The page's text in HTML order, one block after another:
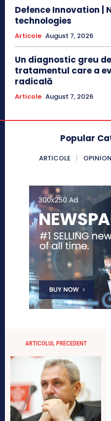
Defence Innovation |
technologies
Articole August 7, 2026
Un diagnostic greu
tratamentul care a
radicală
Articole August 7, 2026
Popular
ARTICOLE OPINION
ARTICOLUL PRECEDENT